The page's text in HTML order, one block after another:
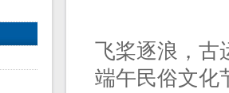
飞桨逐浪，古
端午民俗文化